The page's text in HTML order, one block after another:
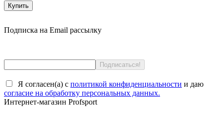
Купить
Подписка на Email рассылку
Я согласен(a) с политикой конфиденциальности и даю
согласие на обработку персональных данных.
Интернет-магазин Profsport